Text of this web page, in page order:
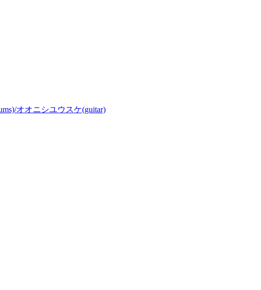
オオニシユウスケ(guitar)